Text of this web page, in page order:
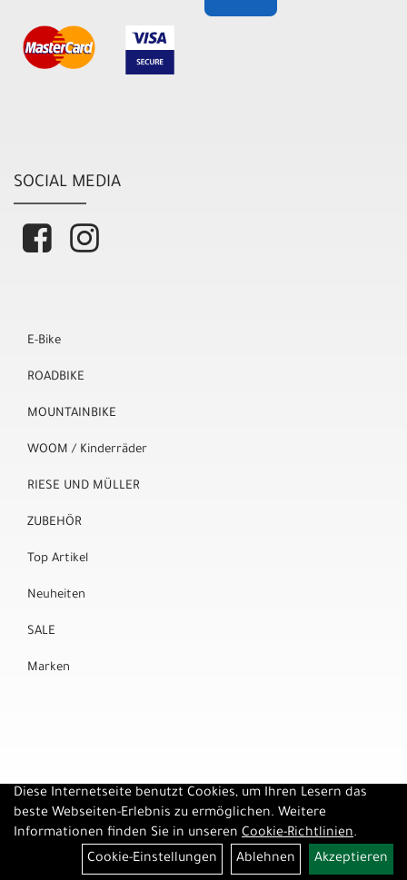
SOCIAL MEDIA
E-Bike
ROADBIKE
MOUNTAINBIKE
WOOM / Kinderräder
RIESE UND MÜLLER
ZUBEHÖR
Top Artikel
Neuheiten
SALE
Marken
Diese Internetseite benutzt Cookies, um Ihren Lesern das
beste Webseiten-Erlebnis zu ermöglichen. Weitere
Informationen finden Sie in unseren Cookie-Richtlinien.
Cookie-Einstellungen
Ablehnen Akzeptieren